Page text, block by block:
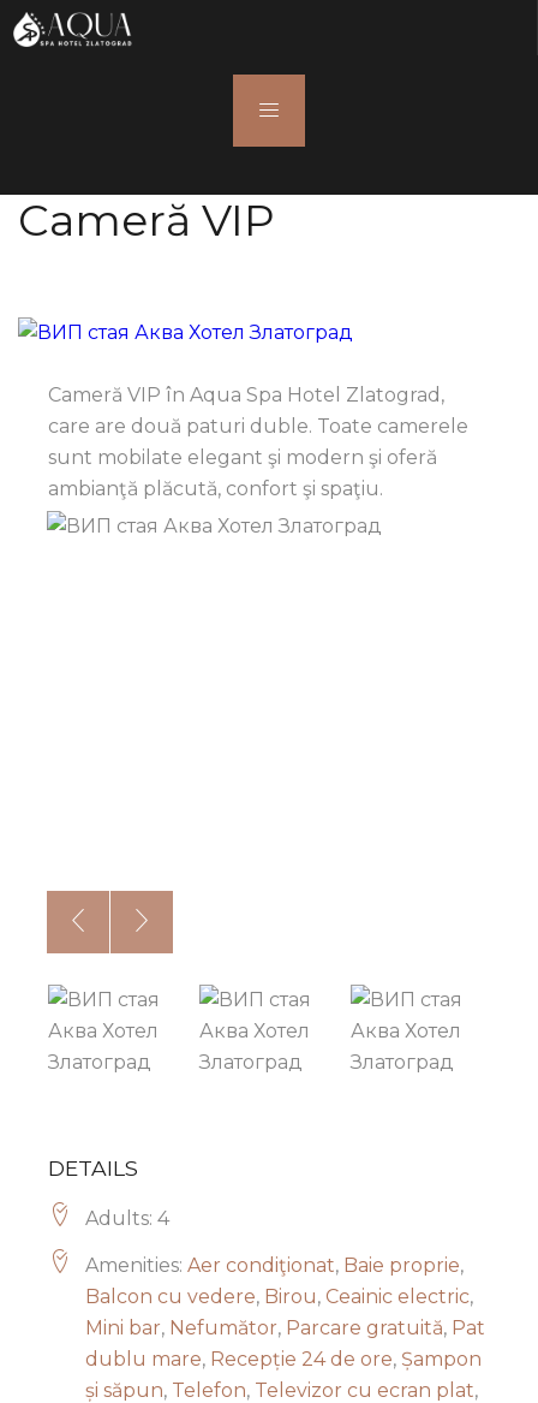
Cameră VIP
Cameră VIP în Aqua Spa Hotel Zlatograd,
care are două paturi duble. Toate camerele
sunt mobilate elegant şi modern şi oferă
ambianţă plăcută, confort şi spaţiu.
DETAILS
Adults: 4
Amenities: Aer condiţionat, Baie proprie,
Balcon cu vedere, Birou, Ceainic electric,
Mini bar, Nefumător, Parcare gratuită, Pat
dublu mare, Recepție 24 de ore, Șampon
și săpun, Telefon, Televizor cu ecran plat,